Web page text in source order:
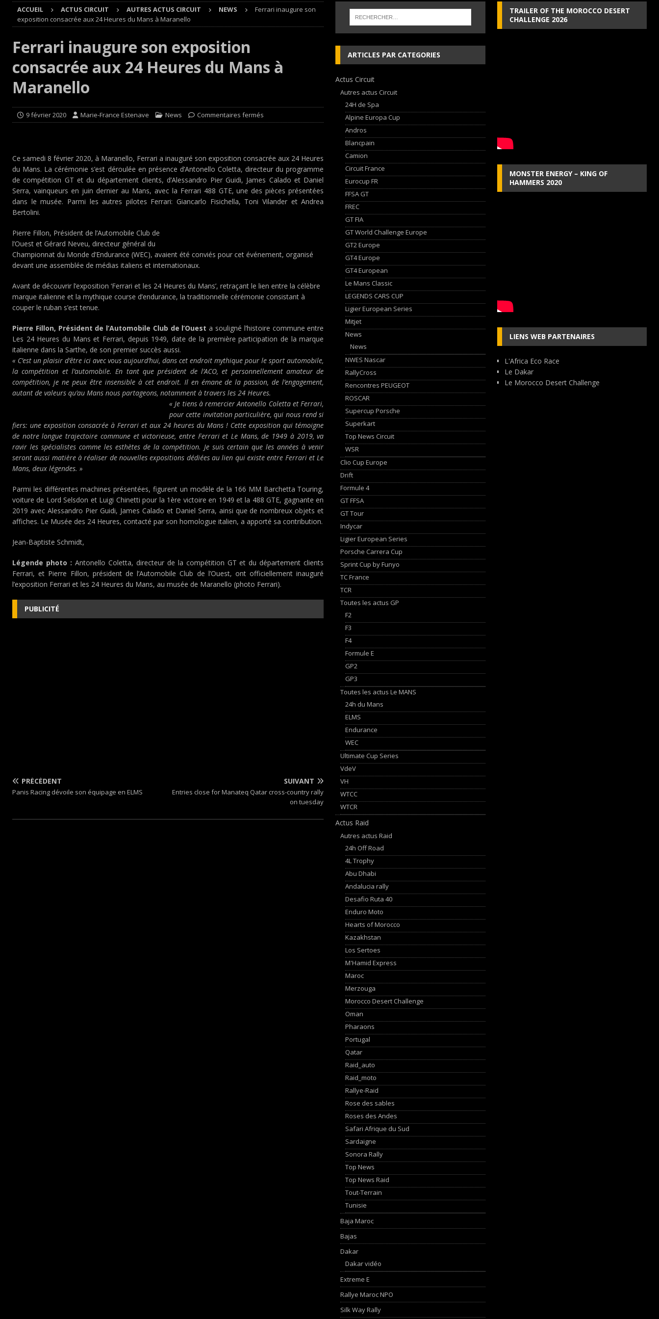
[ 8 août 2026 ]
Morocco Desert Challenge : Road-book réalisé par Sébastien Delaunay
EDITO RAID
[ 8 août 2026 ] GT World Challenge : Mercedes-AMG, Porsche and Ferrari vie for international glory
GT WORLD CHALLENGE
EUROPE
[ 7 août 2026 ]
EDITO RAID
ACCUEIL ACTUS CIRCUIT AUTRES ACTUS CIRCUIT NEWS
Ferrari inaugure son
exposition consacrée aux 24 Heures du Mans à Maranello
Ferrari inaugure son exposition
consacrée aux 24 Heures du Mans à
Maranello
9 février 2020 Marie-France Estenave News Commentaires fermés
Ce samedi 8 février 2020, à Maranello, Ferrari a inauguré son exposition consacrée aux 24 Heures
du Mans. La cérémonie s’est déroulée en présence d’Antonello Coletta, directeur du programme
de compétition GT et du département clients, d’Alessandro Pier Guidi, James Calado et Daniel
Serra, vainqueurs en juin dernier au Mans, avec la Ferrari 488 GTE, une des pièces présentées
dans le musée. Parmi les autres pilotes Ferrari: Giancarlo Fisichella, Toni Vilander et Andrea
Bertolini.
Pierre Fillon, Président de l’Automobile Club de
l’Ouest et Gérard Neveu, directeur général du
Championnat du Monde d’Endurance (WEC), avaient été conviés pour cet événement, organisé
devant une assemblée de médias italiens et internationaux.
Avant de découvrir l’exposition ‘Ferrari et les 24 Heures du Mans’, retraçant le lien entre la célèbre
marque italienne et la mythique course d’endurance, la traditionnelle cérémonie consistant à
couper le ruban s’est tenue.
Pierre Fillon, Président de l’Automobile Club de l’Ouest a souligné l’histoire commune entre
Les 24 Heures du Mans et Ferrari, depuis 1949, date de la première participation de la marque
italienne dans la Sarthe, de son premier succès aussi.
« C’est un plaisir d’être ici avec vous aujourd’hui, dans cet endroit mythique pour le sport automobile,
la compétition et l’automobile. En tant que président de l’ACO, et personnellement amateur de
compétition, je ne peux être insensible à cet endroit. Il en émane de la passion, de l’engagement,
autant de valeurs qu’au Mans nous partageons, notamment à travers les 24 Heures.
« Je tiens à remercier Antonello Coletta et Ferrari,
pour cette invitation particulière, qui nous rend si
fiers: une exposition consacrée à Ferrari et aux 24 heures du Mans ! Cette exposition qui témoigne
de notre longue trajectoire commune et victorieuse, entre Ferrari et Le Mans, de 1949 à 2019, va
ravir les spécialistes comme les esthètes de la compétition. Je suis certain que les années à venir
seront aussi matière à réaliser de nouvelles expositions dédiées au lien qui existe entre Ferrari et Le
Mans, deux légendes. »
Parmi les différentes machines présentées, figurent un modèle de la 166 MM Barchetta Touring,
voiture de Lord Selsdon et Luigi Chinetti pour la 1ère victoire en 1949 et la 488 GTE, gagnante en
2019 avec Alessandro Pier Guidi, James Calado et Daniel Serra, ainsi que de nombreux objets et
affiches. Le Musée des 24 Heures, contacté par son homologue italien, a apporté sa contribution.
Jean-Baptiste Schmidt,
Légende photo : Antonello Coletta, directeur de la compétition GT et du département clients
Ferrari, et Pierre Fillon, président de l’Automobile Club de l’Ouest, ont officiellement inauguré
l’exposition Ferrari et les 24 Heures du Mans, au musée de Maranello (photo Ferrari).
PUBLICITÉ
PRÉCÉDENT
Panis Racing dévoile son équipage en ELMS
SUIVANT
Entries close for Manateq Qatar cross-country rally
on tuesday
ARTICLES PAR CATEGORIES
Actus Circuit
Autres actus Circuit
24H de Spa
Alpine Europa Cup
Andros
Blancpain
Camion
Circuit France
Eurocup FR
FFSA GT
FREC
GT FIA
GT World Challenge Europe
GT2 Europe
GT4 Europe
GT4 European
Le Mans Classic
LEGENDS CARS CUP
Ligier European Series
Mitjet
News
News
NWES Nascar
RallyCross
Rencontres PEUGEOT
ROSCAR
Supercup Porsche
Superkart
Top News Circuit
WSR
Clio Cup Europe
Drift
Formule 4
GT FFSA
GT Tour
Indycar
Ligier European Series
Porsche Carrera Cup
Sprint Cup by Funyo
TC France
TCR
Toutes les actus GP
F2
F3
F4
Formule E
GP2
GP3
Toutes les actus Le MANS
24h du Mans
ELMS
Endurance
WEC
Ultimate Cup Series
VdeV
VH
WTCC
WTCR
Actus Raid
Autres actus Raid
24h Off Road
4L Trophy
Abu Dhabi
Andalucia rally
Desafio Ruta 40
Enduro Moto
Hearts of Morocco
Kazakhstan
Los Sertoes
M'Hamid Express
Maroc
Merzouga
Morocco Desert Challenge
Oman
Pharaons
Portugal
Qatar
Raid_auto
Raid_moto
Rallye-Raid
Rose des sables
Roses des Andes
Safari Afrique du Sud
Sardaigne
Sonora Rally
Top News
Top News Raid
Tout-Terrain
Tunisie
Baja Maroc
Bajas
Dakar
Dakar vidéo
Extreme E
Rallye Maroc NPO
Silk Way Rally
TRAILER OF THE MOROCCO DESERT
CHALLENGE 2026
MONSTER ENERGY – KING OF
HAMMERS 2020
LIENS WEB PARTENAIRES
L'Africa Eco Race
Le Dakar
Le Morocco Desert Challenge